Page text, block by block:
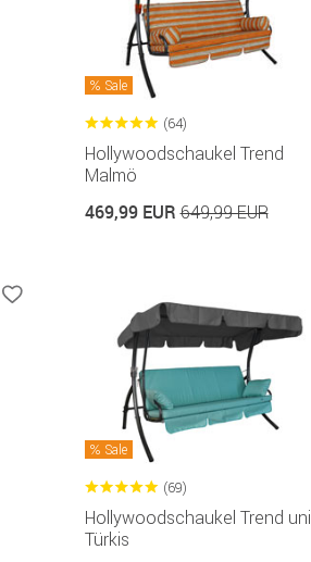
Sale
(64)
Hollywoodschaukel Trend
Malmö
469,99 EUR649,99 EUR
Sale
(69)
Hollywoodschaukel Trend uni
Türkis